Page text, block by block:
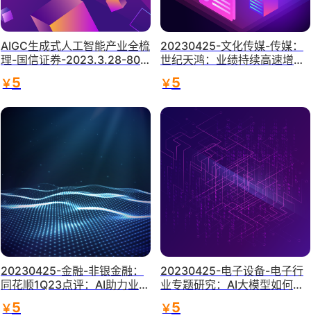
AIGC生成式人工智能产业全梳
理-国信证券-2023.3.28-80
￥5
20230425-文化传媒-传媒：
世纪天鸿：业绩持续高速增
线-天风证券
￥5
20230425-金融-非银金融：
同花顺1Q23点评：AI助力业绩
￥5
20230425-电子设备-电子行
业专题研究：AI大模型如何赋
￥5